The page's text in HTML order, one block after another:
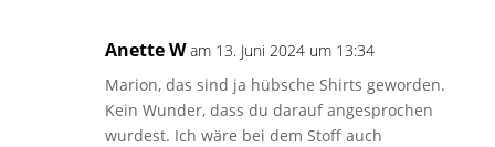
Anette W am 13. Juni 2024 um 13:34
Marion, das sind ja hübsche Shirts geworden.
Kein Wunder, dass du darauf angesprochen
wurdest. Ich wäre bei dem Stoff auch